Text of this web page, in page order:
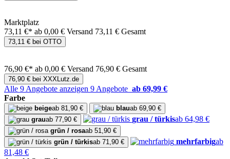
Marktplatz
73,11 €* ab 0,00 € Versand 73,11 € Gesamt
73,11 € bei OTTO
76,90 €* ab 0,00 € Versand 76,90 € Gesamt
76,90 € bei XXXLutz.de
Alle 9 Angebote anzeigen 9 Angebote ab 69,99 €
Farbe
beigeab 81,90 € blauab 69,90 €
grauab 77,90 € grau / türkisab 64,98 €
grün / rosaab 51,90 €
grün / türkisab 71,90 € mehrfarbigab
81,48 €